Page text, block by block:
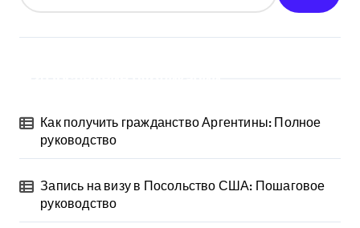
Как получить гражданство Аргентины: Полное
руководство
Запись на визу в Посольство США: Пошаговое
руководство